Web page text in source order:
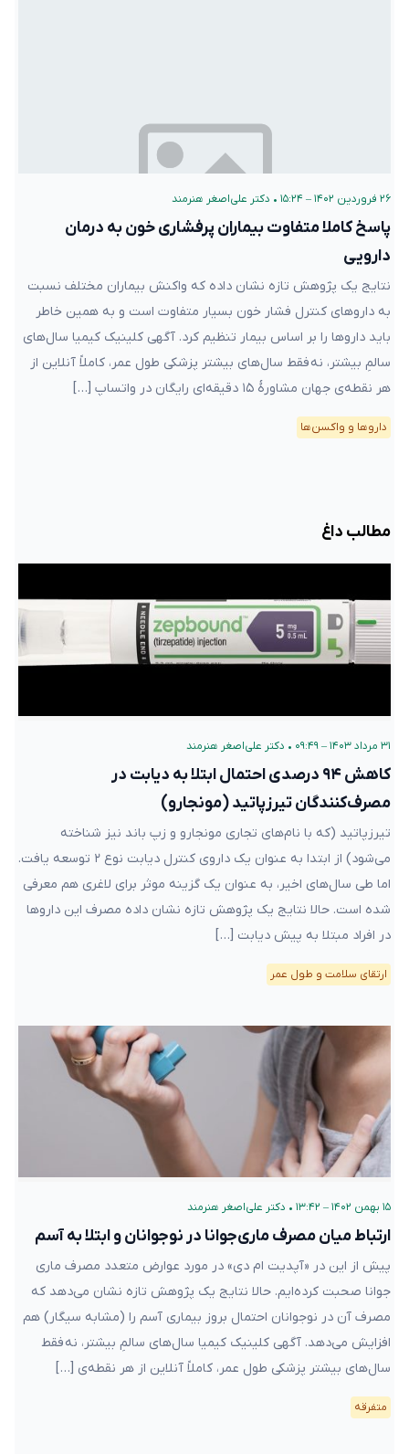
۲۶ فروردین ۱۴۰۲ – ۱۵:۲۴ • دکتر علی‌اصغر هنرمند
پاسخ کاملا متفاوت بیماران پرفشاری خون به درمان
دارویی
نتایج یک پژوهش تازه نشان داده که واکنش بیماران مختلف نسبت
به داروهای کنترل فشار خون بسیار متفاوت است و به همین خاطر
باید داروها را بر اساس بیمار تنظیم کرد. آگهی کلینیک کیمیا سال‌های
سالمِ بیشتر، نه فقط سال‌های بیشتر پزشکی طول عمر، کاملاً آنلاین از
هر نقطه‌ی جهان مشاورهٔ ۱۵ دقیقه‌ای رایگان در واتساپ […]
دارو‌ها و واکسن‌ها
مطالب داغ
۳۱ مرداد ۱۴۰۳ – ۰۹:۴۹ • دکتر علی‌اصغر هنرمند
کاهش ۹۴ درصدی احتمال ابتلا به دیابت در
مصرف‌کنندگان تیرزپاتید (مونجارو)
تیرزپاتید (که با نام‌های تجاری مونجارو و زپ باند نیز شناخته
می‌شود) از ابتدا به عنوان یک داروی کنترل دیابت نوع ۲ توسعه یافت.
اما طی سال‌های اخیر، به عنوان یک گزینه موثر برای لاغری هم معرفی
شده است. حالا نتایج یک پژوهش تازه نشان داده مصرف این داروها
در افراد مبتلا به پیش دیابت […]
ارتقای سلامت و طول عمر
۱۵ بهمن ۱۴۰۲ – ۱۳:۴۲ • دکتر علی‌اصغر هنرمند
ارتباط میان مصرف ماری‌جوانا در نوجوانان و ابتلا به آسم
پیش از این در «آپدیت ام دی» در مورد عوارض متعدد مصرف ماری
جوانا صحبت کرده‌ایم. حالا نتایج یک پژوهش تازه نشان می‌دهد که
مصرف آن در نوجوانان احتمال بروز بیماری آسم را (مشابه سیگار) هم
افزایش می‌دهد. آگهی کلینیک کیمیا سال‌های سالمِ بیشتر، نه فقط
سال‌های بیشتر پزشکی طول عمر، کاملاً آنلاین از هر نقطه‌ی […]
متفرقه